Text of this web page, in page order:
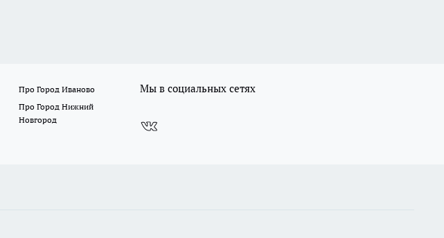
Про Город Иваново
Про Город Нижний
Новгород
Мы в социальных сетях